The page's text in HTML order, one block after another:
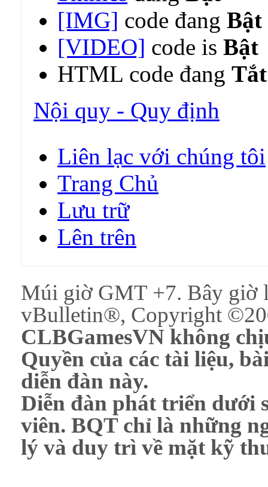
[IMG] code đang Bật
[VIDEO] code is Bật
HTML code đang Tắt
Nội quy - Quy định
Liên lạc với chúng tôi
Trang Chủ
Lưu trữ
Lên trên
Múi giờ GMT +7. Bây giờ
vBulletin®, Copyright
CLBGamesVN không
Quyền của các tài liệu,
diễn đàn này.
Diễn đàn phát triển dưới
viên. BQT chỉ là những
lý và duy trì về mặt kỹ